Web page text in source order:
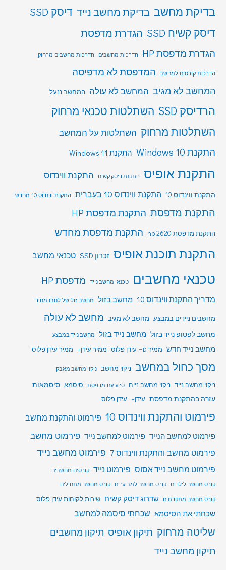
בדיקת מחשב בדיקת מחשב נייד דיסק SSD
דיסק קשיח SSD
הגדרת מדפסת
הגדרת מדפסת HP הדרכות מחשבים הדרכות מחשבים מרחוק
הדרכות קורסים למחשב המדפסת לא מדפיסה
המחשב לא מגיב המחשב לא עולה המחשב ננעל
הרדיסק SSD
השתלטות טכנאי מרחוק
השתלטות מרחוק השתלטות על המחשב
התקנת Windows 10 התקנת Windows 11
התקנת אופיס התקנת דיסק קשיח התקנת ווינדוס
התקנת ווינדוס 10 התקנת ווינדוס 10 בעברית התקנת ווינדוס 10 מחדש
התקנת מדפסת התקנת מדפסת HP
התקנת מדפסת hp 2620 התקנת מדפסת מחדש
התקנת תוכנת אופיס זכרון SSD טכנאי מחשב
טכנאי מחשבים טכנאי מחשב נייד מדפסת HP
מדריך התקנת ווינדוס 10 מחשב בזול מחשב זול של לנובו מחיר
מחשבים ניידים במבצע מחשב לא מגיב מחשב לא עולה
מחשב לפטופ נייד בזול מחשב נייד בזול מחשב נייד במבצע
מחשב נייד חדש ממיר HD עידן פלוס ממיר עידן+ ממיר עידן פלוס
מסך כחול במחשב ניקוי מחשב ניקוי מחשב מאבק
ניקוי מחשב נייד ניקוי מחשב נייח סיוע עם מדפסת סיסמא סיסמאות
עזרה בהתקנת מדפסת עידן+ עידן פלוס
פירמוט והתקנת ווינדוס 10 פירמוט והתקנת מחשב
פירמוט למחשב הנייד פירמוט למחשב נייד פירמוט מחשב
פירמוט מחשב והתקנת ווינדוס 7
פירמוט מחשב נייד
פירמוט מחשב נייד אסוס פירמוט נייד קורסים מחשבים
קורס מחשב לילדים
קורס מחשב למבוגרים
קורס מחשב מתחילים
קורס מחשב מתקדמים
שדרוג דיסק קשיח שירות לקוחות עידן פלוס
שכחתי את הסיסמא שכחתי סיסמה למחשב
שליטה מרחוק תיקון אופיס תיקון מחשבים
תיקון מחשב נייד